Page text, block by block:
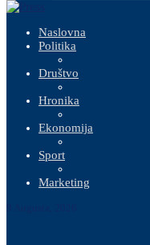
Naslovna
Politika
Društvo
Hronika
Ekonomija
Sport
Marketing